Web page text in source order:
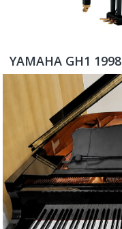
YAMAHA GH1 1998